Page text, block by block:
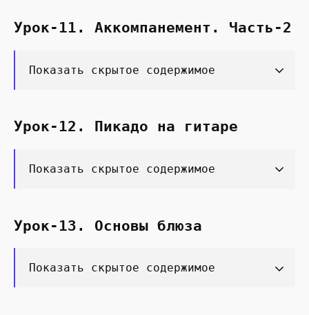
Урок-11. Аккомпанемент. Часть-2
Показать скрытое содержимое
Урок-12. Пикадо на гитаре
Показать скрытое содержимое
Урок-13. Основы блюза
Показать скрытое содержимое